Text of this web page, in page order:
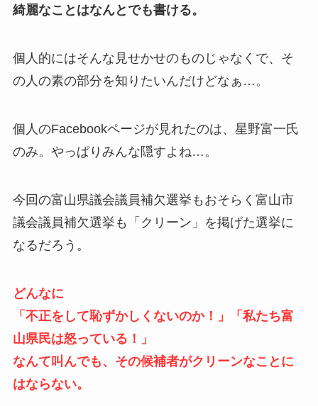
綺麗なことはなんとでも書ける。
個人的にはそんな見せかせのものじゃなくで、そ
の人の素の部分を知りたいんだけどなぁ…。
個人のFacebookページが見れたのは、星野富一氏
のみ。やっぱりみんな隠すよね…。
今回の富山県議会議員補欠選挙もおそらく富山市
議会議員補欠選挙も「クリーン」を掲げた選挙に
なるだろう。
どんなに
「不正をして恥ずかしくないのか！」「私たち富
山県民は怒っている！」
なんて叫んでも、その候補者がクリーンなことに
はならない。